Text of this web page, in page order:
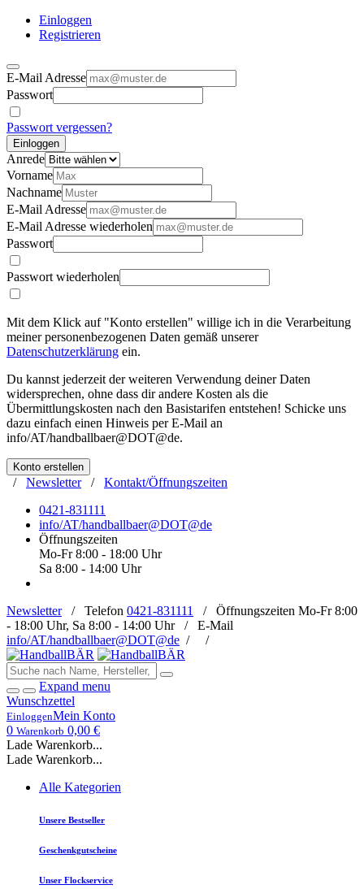
Einloggen
Registrieren
E-Mail Adresse
Passwort
Passwort vergessen?
Einloggen
Anrede
Vorname
Nachname
E-Mail Adresse
E-Mail Adresse wiederholen
Passwort
Passwort wiederholen
Mit dem Klick auf "Konto erstellen" willige ich in die Verarbeitung
meiner personenbezogenen Daten gemäß unserer
Datenschutzerklärung ein.
Du kannst jederzeit der weiteren Verwendung deiner Daten
widersprechen, ohne dass dir andere Kosten als die
Übermittlungskosten nach den Basistarifen entstehen! Schicke uns
dazu einfach einen Hinweis per E-Mail an
info/AT/handballbaer@DOT@de.
Konto erstellen
/ Newsletter/ Kontakt/Öffnungszeiten
0421-831111
info/AT/handballbaer@DOT@de
Öffnungszeiten
Mo-Fr 8:00 - 18:00 Uhr
Sa 8:00 - 14:00 Uhr
Newsletter/ Telefon 0421-831111 / Öffnungszeiten Mo-Fr 8:00
- 18:00 Uhr, Sa 8:00 - 14:00 Uhr / E-Mail
info/AT/handballbaer@DOT@de / /
Expand menu
Wunschzettel
EinloggenMein Konto
0 Warenkorb 0,00 €
Lade Warenkorb...
Lade Warenkorb...
Alle Kategorien
Unsere Bestseller
Geschenkgutscheine
Unser Flockservice